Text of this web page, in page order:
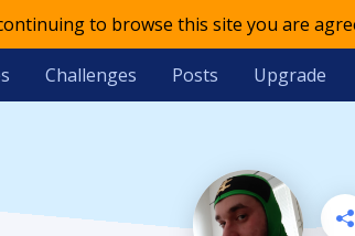
to browse this site you are
Challenges Posts Upgrade